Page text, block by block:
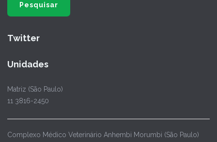
Twitter
Unidades
Matriz (São Paulo)
11 3816-2450
Complexo Médico Veterinário Anhembi Morumbi (São Paulo)